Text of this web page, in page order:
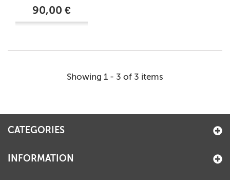
90,00 €
Showing 1 - 3 of 3 items
CATEGORIES
INFORMATION